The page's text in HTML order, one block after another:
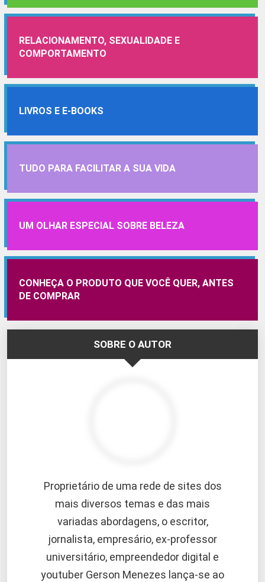
RELACIONAMENTO, SEXUALIDADE E
COMPORTAMENTO
LIVROS E E-BOOKS
TUDO PARA FACILITAR A SUA VIDA
UM OLHAR ESPECIAL SOBRE BELEZA
CONHEÇA O PRODUTO QUE VOCÊ QUER, ANTES
DE COMPRAR
SOBRE O AUTOR
Proprietário de uma rede de sites dos
mais diversos temas e das mais
variadas abordagens, o escritor,
jornalista, empresário, ex-professor
universitário, empreendedor digital e
youtuber Gerson Menezes lança-se ao